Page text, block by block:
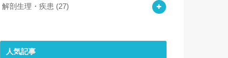
解剖生理・疾患 (27)
人気記事